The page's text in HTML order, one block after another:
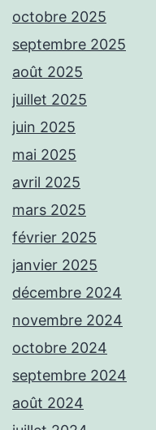
octobre 2025
septembre 2025
août 2025
juillet 2025
juin 2025
mai 2025
avril 2025
mars 2025
février 2025
janvier 2025
décembre 2024
novembre 2024
octobre 2024
septembre 2024
août 2024